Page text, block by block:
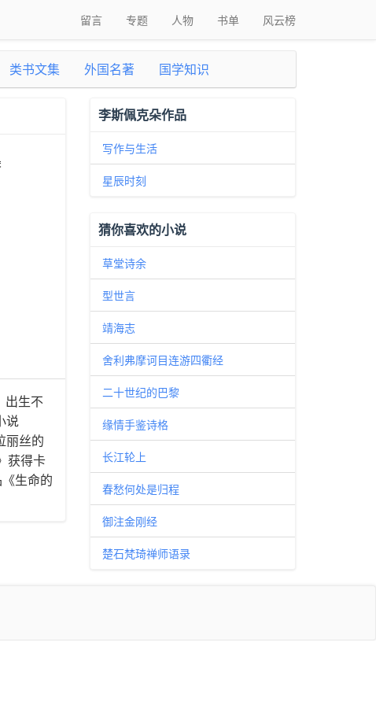
留言 专题 人物 书单 风云榜
类书文集 外国名著 国学知识
出生不
说
丽丝的
获得卡
生命的
李斯佩克朵作品
写作与生活
星辰时刻
猜你喜欢的小说
草堂诗余
型世言
靖海志
舍利弗摩诃目连游四衢经
二十世纪的巴黎
缘情手鉴诗格
长江轮上
春愁何处是归程
御注金刚经
楚石梵琦禅师语录